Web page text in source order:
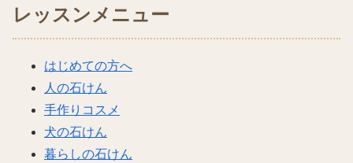
レッスンメニュー
はじめての方へ
人の石けん
手作りコスメ
犬の石けん
暮らしの石けん